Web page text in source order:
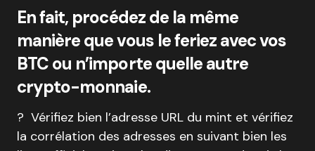
En fait, procédez de la même
manière que vous le feriez avec vos
BTC ou n’importe quelle autre
crypto-monnaie.
? Vérifiez bien l’adresse URL du mint et vérifiez
la corrélation des adresses en suivant bien les